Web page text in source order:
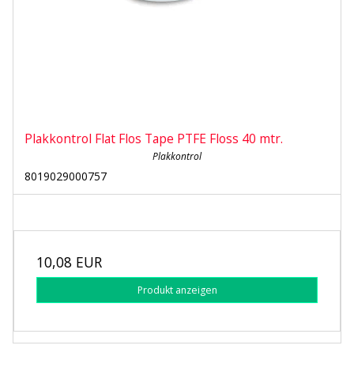
Plakkontrol Flat Flos Tape PTFE Floss 40 mtr.
Plakkontrol
8019029000757
10,08 EUR
Produkt anzeigen